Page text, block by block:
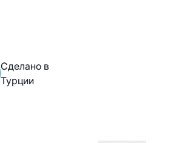
Сделано в
Турции